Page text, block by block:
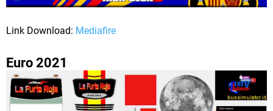
Link Download: Mediafire
Euro 2021